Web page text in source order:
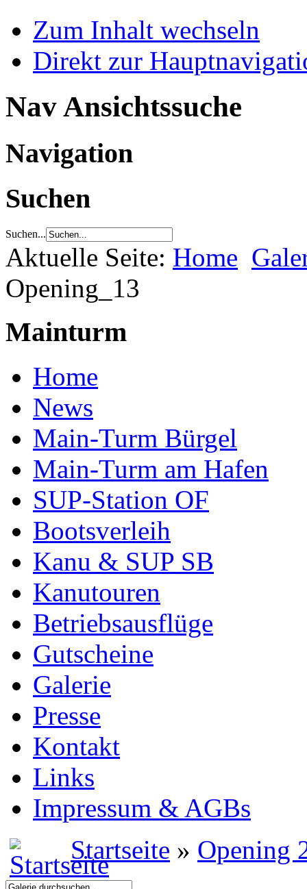
Zum Inhalt wechseln
Direkt zur
Nav Ansichtssuche
Navigation
Suchen
Suchen...
Aktuelle Seite: Home
Opening_13
Mainturm
Home
News
Main-Turm Bürgel
Main-Turm am Hafen
SUP-Station OF
Bootsverleih
Kanu & SUP SB
Kanutouren
Betriebsausflüge
Gutscheine
Galerie
Presse
Kontakt
Links
Impressum & AGBs
Startseite » Opening